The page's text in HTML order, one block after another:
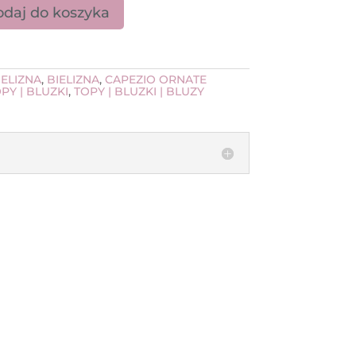
Fondness limitowana kolekcja
do koszyka
, BIELIZNA, CAPEZIO ORNATE
| BLUZKI, TOPY | BLUZKI | BLUZY